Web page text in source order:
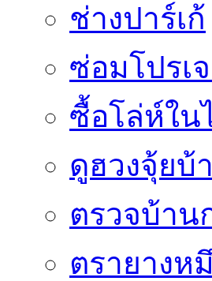
ช่างปาร์เก้
ซ่อมโปรเ
ซื้อโล่ห์ใน
ดูฮวงจุ้ยบ้
ตรวจบ้าน
ตรายางห